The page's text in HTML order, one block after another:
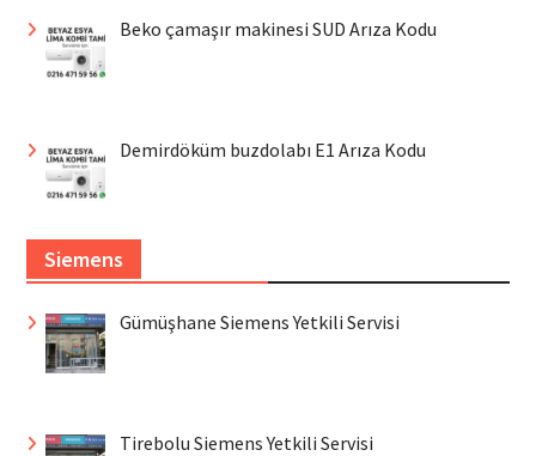
Beko çamaşır makinesi SUD Arıza Kodu
Demirdöküm buzdolabı E1 Arıza Kodu
Siemens
Gümüşhane Siemens Yetkili Servisi
Tirebolu Siemens Yetkili Servisi